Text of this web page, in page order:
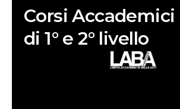
Corsi Accademici
di 1° e 2° livello